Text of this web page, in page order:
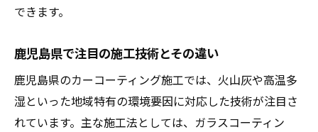
できます。
鹿児島県で注目の施工技術とその違い
鹿児島県のカーコーティング施工では、火山灰や高温多
湿といった地域特有の環境要因に対応した技術が注目さ
れています。主な施工法としては、ガラスコーティン